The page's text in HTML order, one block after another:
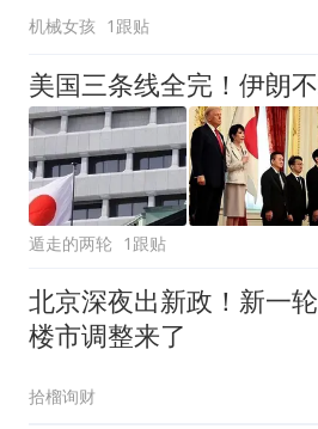
机械女孩 1跟贴
遁走的两轮 1跟贴
北京深夜出新政！新一轮
楼市调整来了
拾榴询财